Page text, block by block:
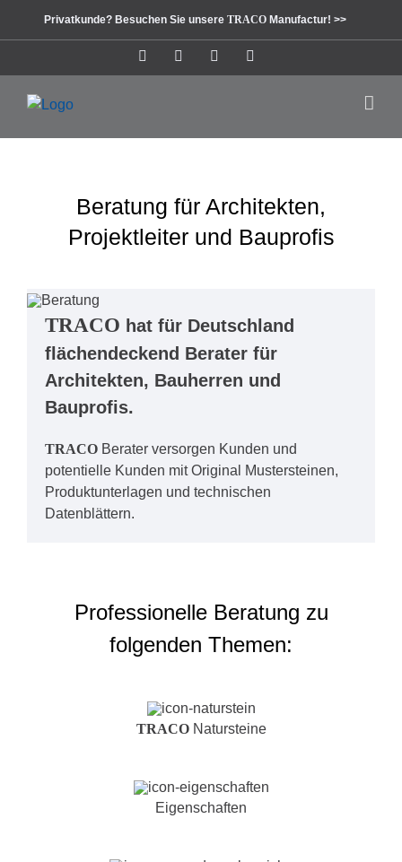
Privatkunde? Besuchen Sie unsere TRACO Manufactur! >>
InstagramFacebookPinterest
Beratung für Architekten,
Projektleiter und Bauprofis
TRACO hat für Deutschland
flächendeckend Berater für
Architekten, Bauherren und
Bauprofis.
TRACO Berater versorgen Kunden und
potentielle Kunden mit Original Mustersteinen,
Produktunterlagen und technischen
Datenblättern.
Professionelle Beratung zu
folgenden Themen:
TRACONatursteine
Eigenschaften